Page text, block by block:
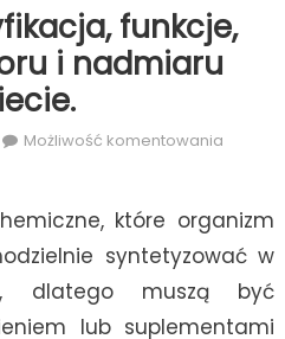
funkcje,
i nadmiaru
Możliwość komentowania
objawy
oraz
które organizm
syntetyzować w
dlatego muszą być
lub suplementami